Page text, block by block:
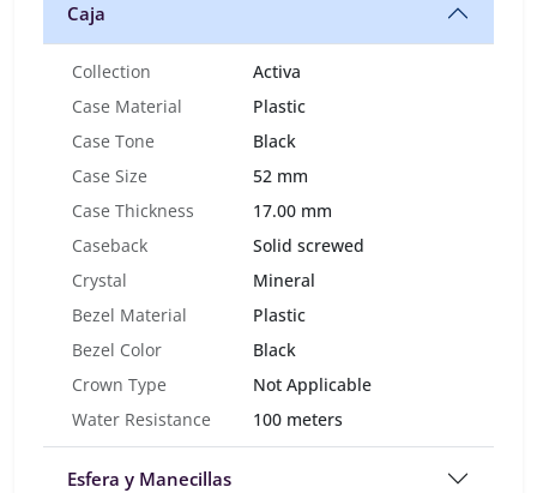
Caja
Collection
Activa
Case Material
Plastic
Case Tone
Black
Case Size
52 mm
Case Thickness
17.00 mm
Caseback
Solid screwed
Crystal
Mineral
Bezel Material
Plastic
Bezel Color
Black
Crown Type
Not Applicable
Water Resistance
100 meters
Esfera y Manecillas